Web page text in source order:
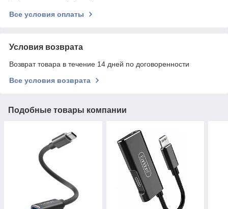
Все условия оплаты
Условия возврата
Возврат товара в течение 14 дней по договоренности
Все условия возврата
Подобные товары компании